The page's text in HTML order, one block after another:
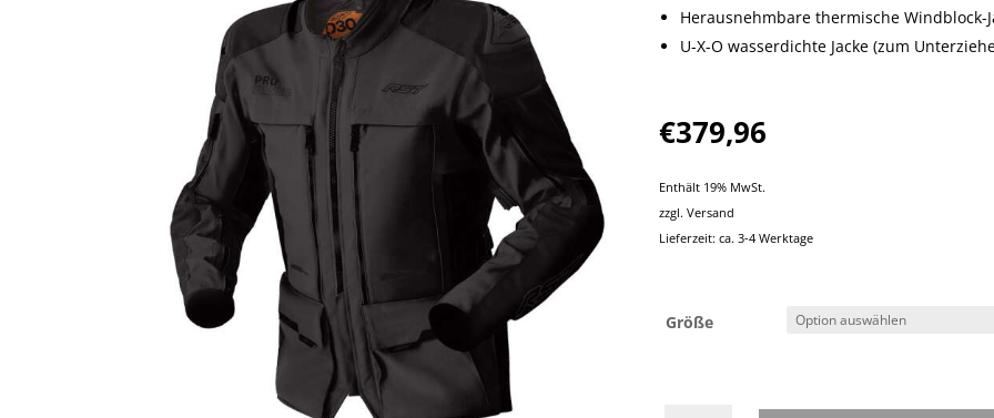
Herausnehmbare thermische Windblock-
U-X-O wasserdichte Jacke (zum
€379,96
Enthält 19% MwSt.
zzgl.Versand
Lieferzeit: ca. 3-4 Werktage
Größe